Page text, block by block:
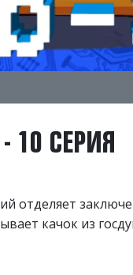
10 СЕРИЯ
отделяет
качок из